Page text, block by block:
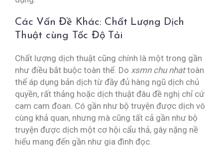
Các Vấn Đề Khác: Chất Lượng Dịch
Thuật cùng Tốc Độ Tải
Chất lượng dịch thuật cũng chính là một trong gần
như điều bắt buộc toàn thể. Do xsmn chu nhattoàn
thể áp dụng bản dịch từ đầy đủ hàng ngũ dịch chủ
quyền, rất thảng hoặc dịch thuật đâu đề nghị chỉ cứ
cam cam đoan. Có gần như bộ truyện được dịch vô
cùng khả quan, nhưng mà cũng tất cả gần như bộ
truyện được dịch một cơ hội cẩu thả, gây nặng nề
hiểu mang đến gần như gia đình đọc.